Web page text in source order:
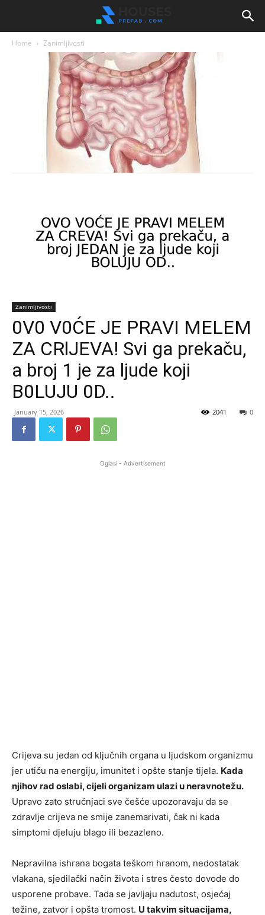
Home Zanimljivosti
Zanimljivosti
0V0 V0ĆE JE PRAVI MELEM
ZA CRlJEVA! Svi ga prekaču,
a broj 1 je za ljude koji
B0LUJU 0D..
January 15, 2026 0
2041
Oglasi - Advertisement
Crijeva su jedan od ključnih organa u ljudskom organizmu
jer utiču na energiju, imunitet i opšte stanje tijela. Kada
njihov rad oslabi, cijeli organizam ulazi u neravnotežu.
Upravo zato stručnjaci sve češće upozoravaju da se
zdravlje crijeva ne smije zanemarivati, čak ni kada
simptomi djeluju blago ili bezazleno.
Nepravilna ishrana bogata teškom hranom, nedostatak
vlakana, sjedilački način života i stres često dovode do
usporene probave. Tada se javljaju nadutost, osjećaj
težine, zatvor i opšta tromost. U takvim situacijama,